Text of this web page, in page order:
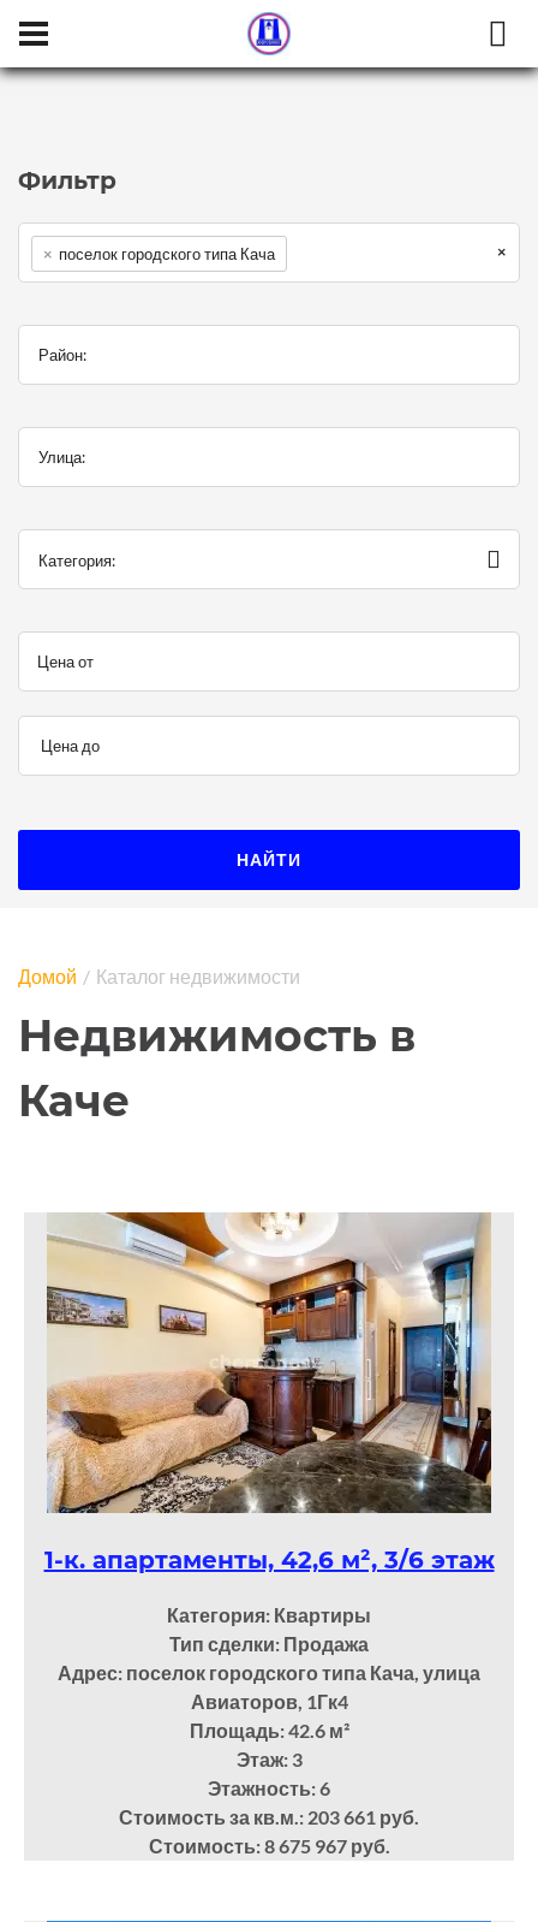
Фильтр
×
× поселок городского типа Кача
Категория:
Цена от
Цена до
НАЙТИ
Недвижимость в
Каче
Домой Каталог недвижимости
1-к. апартаменты, 42,6 м², 3/6 этаж
Категория: Квартиры
Тип сделки: Продажа
Адрес: поселок городского типа Кача, улица
Авиаторов, 1Гк4
Площадь: 42.6м²
Этаж: 3
Этажность: 6
Стоимость за кв.м.: 203 661 руб.
Стоимость: 8 675 967 руб.